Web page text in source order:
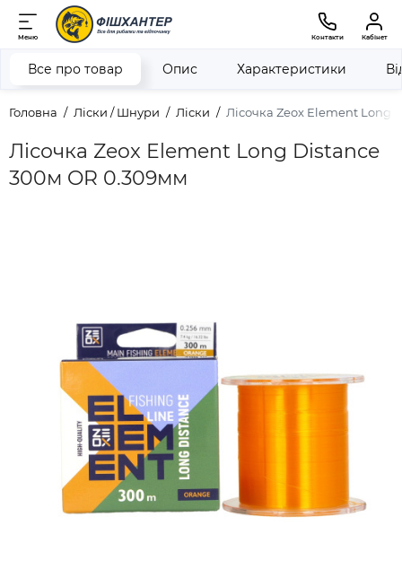
Меню Контакти Кабінет
Головна Ліски / Шнури Ліски Лісочка Zeox Element Long
Лісочка Zeox Element Long Distance
300м OR 0.309мм
Все про товар Опис Характеристики